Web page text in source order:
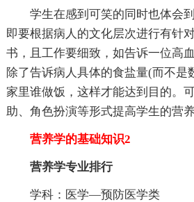
学生在感到可笑的同时也体会
即要根据病人的文化层次进行有针
书，且工作要细致，如告诉一位高
除了告诉病人具体的食盐量(而不是
家里谁做饭，这样才能达到目的。
助、角色扮演等形式提高学生的营
营养学的基础知识2
营养学专业排行
学科：医学—预防医学类